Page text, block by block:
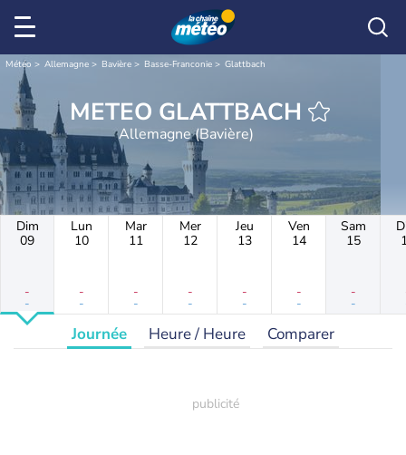
Météo Allemagne Bavière Basse-Franconie Glattbach
METEO GLATTBACH
Allemagne (Bavière)
Dim
09
-
-
Lun
10
-
-
Mar
11
-
-
Mer
12
-
-
Jeu
13
-
-
Ven
14
-
-
Sam
15
-
-
Journée Heure / Heure Comparer